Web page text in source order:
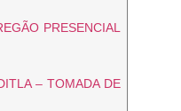
PRESENCIAL
– TOMADA DE